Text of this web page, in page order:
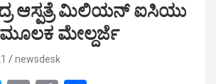
ಆಸ್ಪತ್ರೆ ಮಿಲಿಯನ್ ಐಸಿಯು
ಮೇಲ್ದರ್ಜೆ
newsdesk